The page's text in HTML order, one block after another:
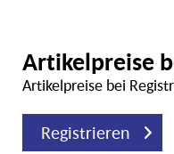
Artikelpreise
Artikelpreise bei
Registrieren